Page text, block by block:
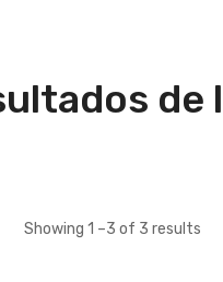
de
Showing 1 –3 of 3 results